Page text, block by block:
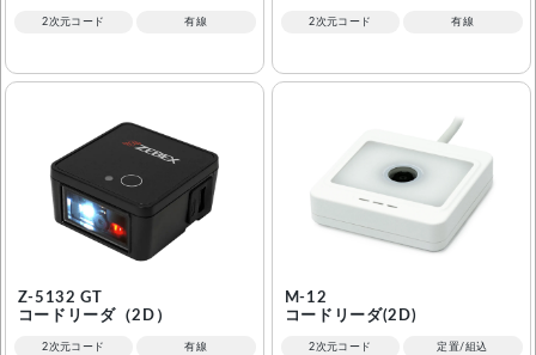
2次元コード 有線 2次元コード 有線
Z-5132 GT
コードリーダ（2D）
2次元コード 有線
M-12
コードリーダ(2D)
2次元コード 定置/組込